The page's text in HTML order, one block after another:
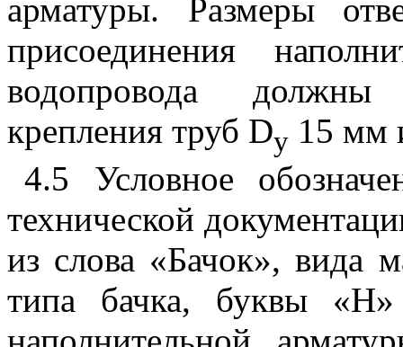
арматуры. Размеры
присоединения
водопровода должны
крепления труб Dу 15 мм
4.5 Условное
технической
из слова «Бачок», вида
типа бачка, буквы